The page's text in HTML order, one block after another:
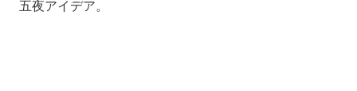
五夜アイデア。